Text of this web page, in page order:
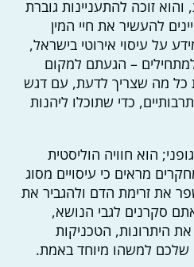
זוכה להתעניינות גוברת
להעשיר את חיי המין
על עיסוי אירוטי בישראל,
– הגעתם למקום
כל מה שצריך לדעת, עם דגש
כדי שתוכלו ליהנות
הוא חוויה הוליסטית
מראים כי עיסויים מסוג
את זרימת הדם ולהגביר את
אתם סקרנים לגבי הנושא,
היתרונות, הטכניקות
שלכם למשהו מיוחד באמת.